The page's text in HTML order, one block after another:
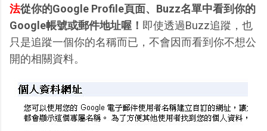
法從你的Google Profile頁面、Buzz名單中看到你的
Google帳號或郵件地址喔！ 即使透過Buzz追蹤，也
只是追蹤一個你的名稱而已，不會因而看到你不想公
開的相關資料。